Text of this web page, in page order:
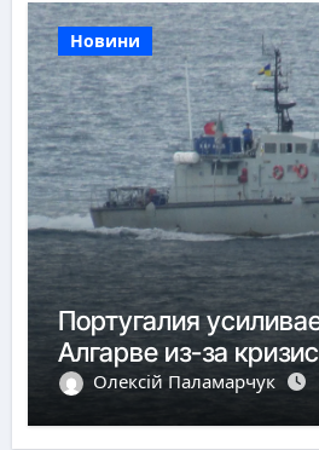
Новини
Португалия
Алгарве из-за
Олексій Паламарчук